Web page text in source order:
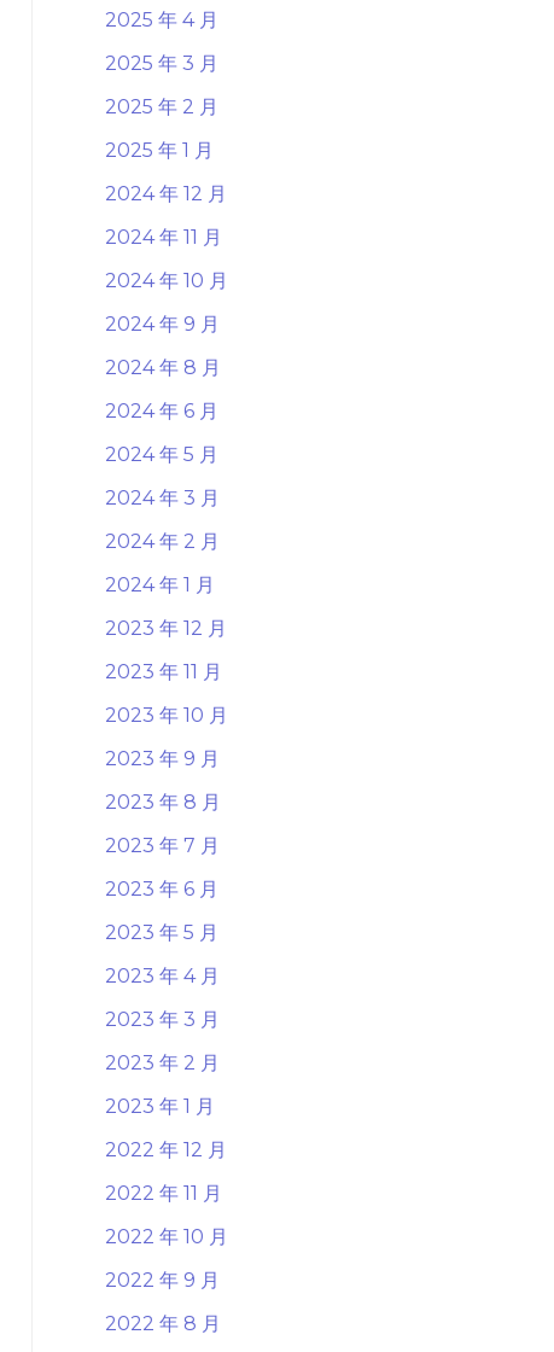
2025 年 4 月
2025 年 3 月
2025 年 2 月
2025 年 1 月
2024 年 12 月
2024 年 11 月
2024 年 10 月
2024 年 9 月
2024 年 8 月
2024 年 6 月
2024 年 5 月
2024 年 3 月
2024 年 2 月
2024 年 1 月
2023 年 12 月
2023 年 11 月
2023 年 10 月
2023 年 9 月
2023 年 8 月
2023 年 7 月
2023 年 6 月
2023 年 5 月
2023 年 4 月
2023 年 3 月
2023 年 2 月
2023 年 1 月
2022 年 12 月
2022 年 11 月
2022 年 10 月
2022 年 9 月
2022 年 8 月